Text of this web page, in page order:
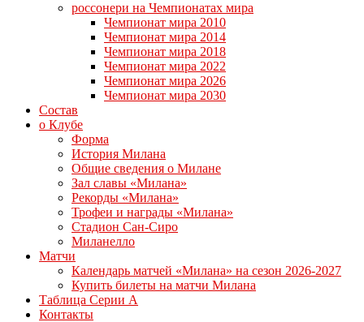
россонери на Чемпионатах мира
Чемпионат мира 2010
Чемпионат мира 2014
Чемпионат мира 2018
Чемпионат мира 2022
Чемпионат мира 2026
Чемпионат мира 2030
Состав
о Клубе
Форма
История Милана
Общие сведения о Милане
Зал славы «Милана»
Рекорды «Милана»
Трофеи и награды «Милана»
Стадион Сан-Сиро
Миланелло
Матчи
Календарь матчей «Милана» на сезон 2026-2027
Купить билеты на матчи Милана
Таблица Серии А
Контакты